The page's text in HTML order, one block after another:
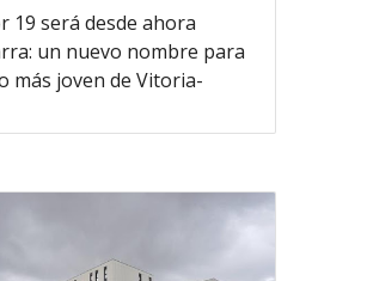
19 será desde ahora
un nuevo nombre para
más joven de Vitoria-